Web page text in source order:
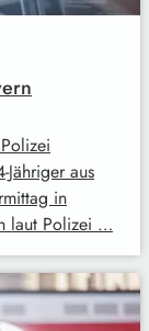
aus
in
laut Polizei …